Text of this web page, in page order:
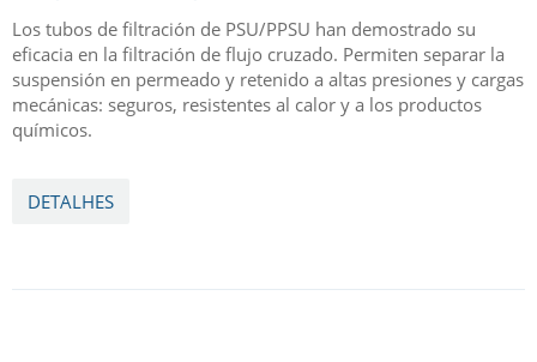
Los tubos de filtración de PSU/PPSU han demostrado su
eficacia en la filtración de flujo cruzado. Permiten separar la
suspensión en permeado y retenido a altas presiones y cargas
mecánicas: seguros, resistentes al calor y a los productos
químicos.
DETALHES